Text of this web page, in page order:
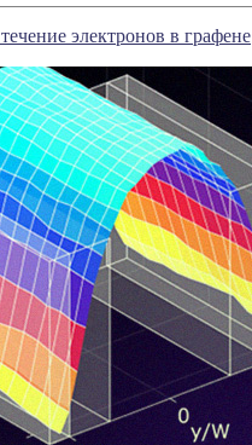
электронов в графене